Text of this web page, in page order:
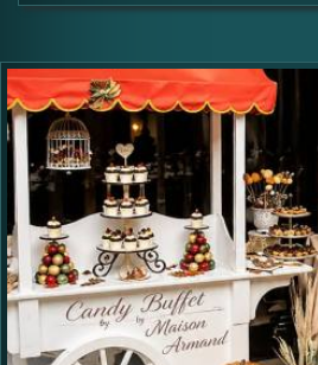
Formular pareri client
Numele dumneavoastra:
Adaugati o parere despre